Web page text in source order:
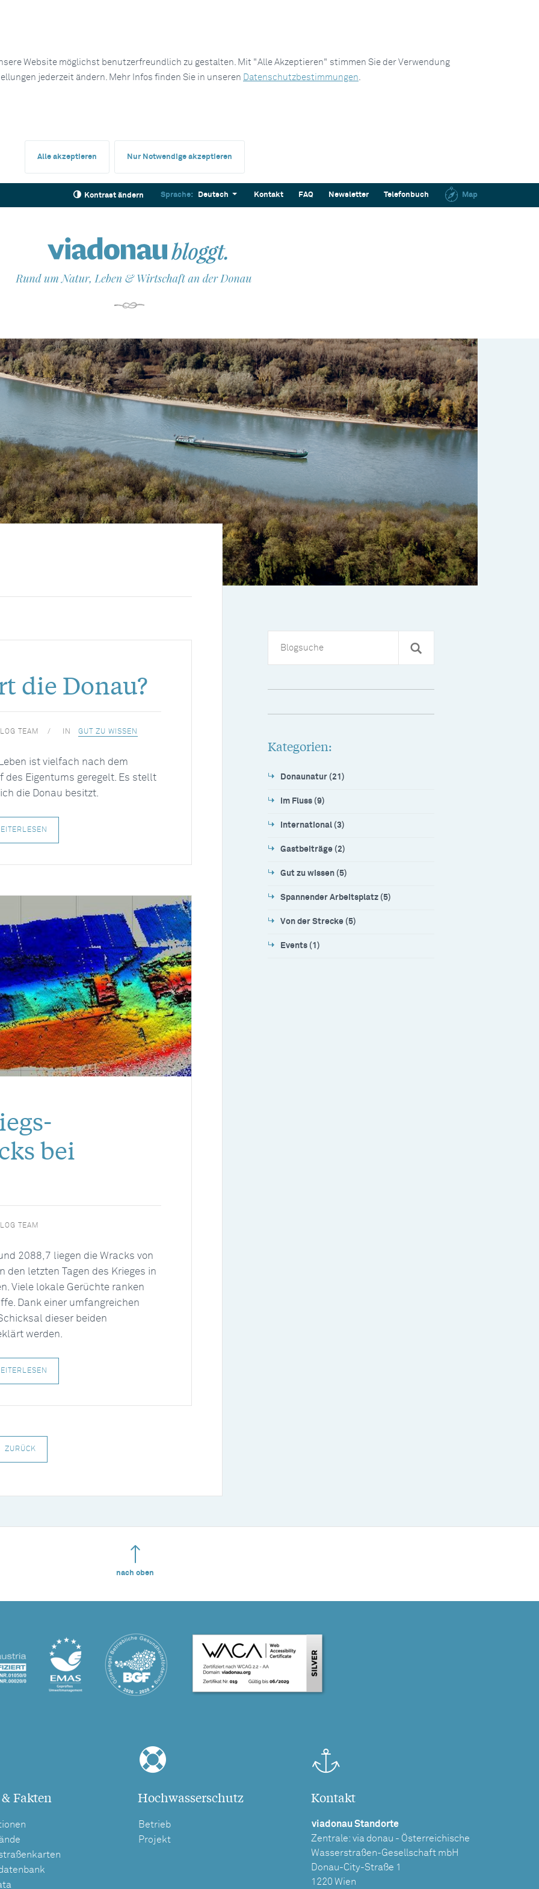
Website möglichst benutzerfreundlich zu gestalten. Mit "Alle Akzeptieren" stimmen Sie der Verwendung
jederzeit ändern. Mehr Infos finden Sie in unseren Datenschutzbestimmungen.
Alle akzeptieren Nur Notwendige akzeptieren
Kontrast ändern Sprache: Deutsch Kontakt FAQ Newsletter Telefonbuch Map
die Donau?
TEAM IN GUT ZU WISSEN
ist vielfach nach dem
des Eigentums geregelt. Es stellt
die Donau besitzt.
bei
TEAM
2088,7 liegen die Wracks von
den letzten Tagen des Krieges in
Viele lokale Gerüchte ranken
Dank einer umfangreichen
dieser beiden
werden.
ZURÜCK
Kategorien:
Donaunatur (21)
Im Fluss (9)
International (3)
Gastbeiträge (2)
Gut zu wissen (5)
Spannender Arbeitsplatz (5)
Von der Strecke (5)
Events (1)
nach oben
Fakten Hochwasserschutz
Betrieb
Projekt
Kontakt
viadonau Standorte
Zentrale: via donau - Österreichische
Wasserstraßen-Gesellschaft mbH
Donau-City-Straße 1
1220 Wien